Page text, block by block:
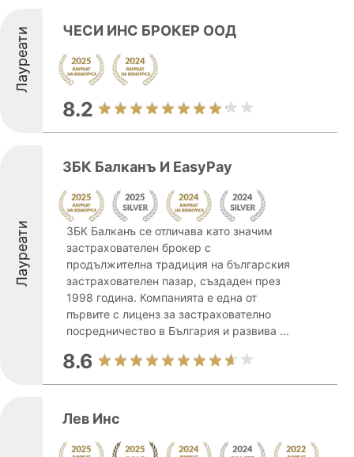
Лауреати ЧЕСИ ИНС БРОКЕР ООД
8.2
Лауреати
ЗБК Балканъ И EasyPay
ЗБК Балканъ се отличава като значим
застрахователен брокер с
продължителна традиция на българския
застрахователен пазар, създаден през
1998 година. Компанията е една от
първите с лиценз за застрахователно
посредничество в България и развива ...
8.6
Лев Инс